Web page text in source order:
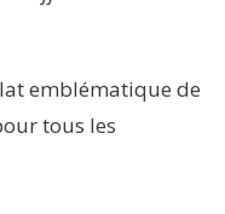
emblématique de
tous les